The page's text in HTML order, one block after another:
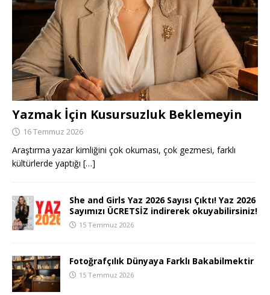
Yazmak İçin Kusursuzluk Beklemeyin
16 Temmuz 2026
Araştırma yazar kimliğini çok okuması, çok gezmesi, farklı
kültürlerde yaptığı […]
She and Girls Yaz 2026 Sayısı Çıktı! Yaz 2026
Sayımızı ÜCRETSİZ indirerek okuyabilirsiniz!
15 Temmuz 2026
Fotoğrafçılık Dünyaya Farklı Bakabilmektir
15 Temmuz 2026